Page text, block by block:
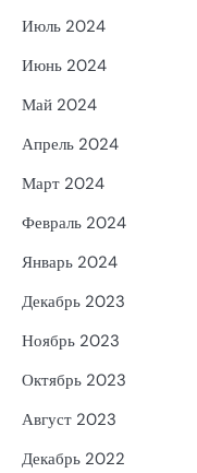
Июль 2024
Июнь 2024
Май 2024
Апрель 2024
Март 2024
Февраль 2024
Январь 2024
Декабрь 2023
Ноябрь 2023
Октябрь 2023
Август 2023
Декабрь 2022